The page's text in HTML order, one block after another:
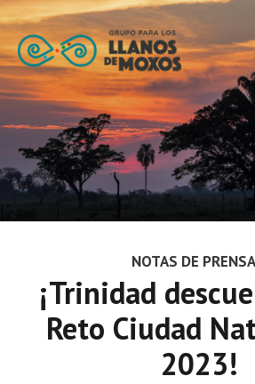
NOTAS DE PRENSA
¡Trinidad
Reto Ciudad
2023!